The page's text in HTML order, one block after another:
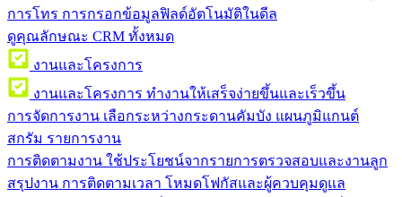
การโทร การกรอกข้อมูลฟิลด์อัตโนมัติในดีล
ดูคุณลักษณะ CRM ทั้งหมด
งานและโครงการ
งานและโครงการ ทำงานให้เสร็จง่ายขึ้นและเร็วขึ้น
การจัดการงาน เลือกระหว่างกระดานคัมบัง แผนภูมิแกนต์
สกรัม รายการงาน
การติดตามงาน ใช้ประโยชน์จากรายการตรวจสอบและงานลูก
สรุปงาน การติดตามเวลา โหมดโฟกัสและผู้ควบคุมดูแล